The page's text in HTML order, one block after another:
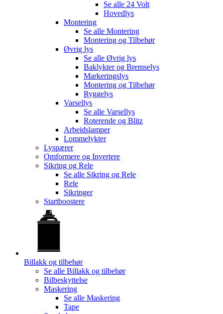
Se alle 24 Volt
Hovedlys
Montering
Se alle Montering
Montering og Tilbehør
Øvrig lys
Se alle Øvrig lys
Baklykter og Bremselys
Markeringslys
Montering og Tilbehør
Ryggelys
Varsellys
Se alle Varsellys
Roterende og Blitz
Arbeidslamper
Lommelykter
Lyspærer
Omformere og Invertere
Sikring og Rele
Se alle Sikring og Rele
Rele
Sikringer
Startboostere
Billakk og tilbehør
Se alle Billakk og tilbehør
Bilbeskyttelse
Maskering
Se alle Maskering
Tape